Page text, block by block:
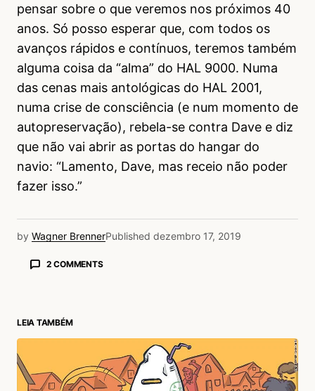
pensar sobre o que veremos nos próximos 40
anos. Só posso esperar que, com todos os
avanços rápidos e contínuos, teremos também
alguma coisa da “alma” do HAL 9000. Numa
das cenas mais antológicas do HAL 2001,
numa crise de consciência (e num momento de
autopreservação), rebela-se contra Dave e diz
que não vai abrir as portas do hangar do
navio: “Lamento, Dave, mas receio não poder
fazer isso.”
by Wagner BrennerPublished dezembro 17, 2019
2 COMMENTS
O filme é baseado no livro do mesmo nome, e
por serem as letras em ordem alfabética
sequenciais as da IBM.
LEIA TAMBÉM